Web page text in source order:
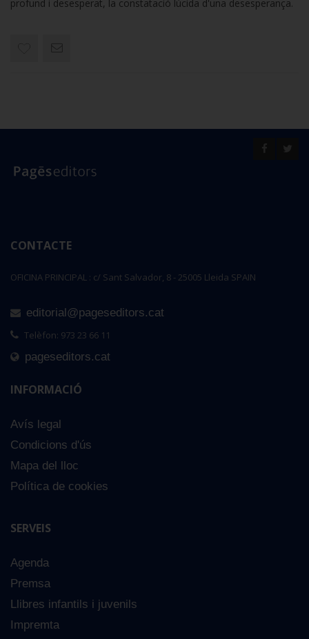
profund i desesperat, la constatació lúcida d'una desesperança.
CONTACTE
OFICINA PRINCIPAL : c/ Sant Salvador, 8 - 25005 Lleida SPAIN
editorial@pageseditors.cat
Telèfon: 973 23 66 11
pageseditors.cat
INFORMACIÓ
Avís legal
Condicions d'ús
Mapa del lloc
Política de cookies
SERVEIS
Agenda
Premsa
Llibres infantils i juvenils
Impremta